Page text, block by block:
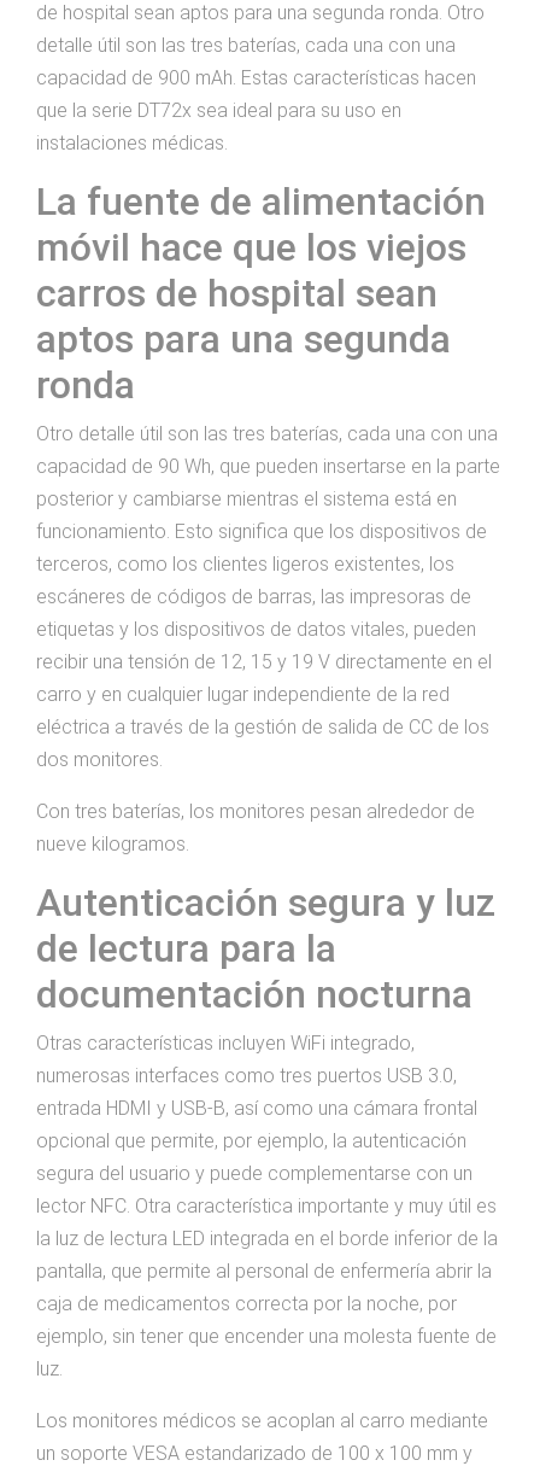
de hospital sean aptos para una segunda ronda. Otro
detalle útil son las tres baterías, cada una con una
capacidad de 900 mAh. Estas características hacen
que la serie DT72x sea ideal para su uso en
instalaciones médicas.
La fuente de alimentación
móvil hace que los viejos
carros de hospital sean
aptos para una segunda
ronda
Otro detalle útil son las tres baterías, cada una con una
capacidad de 90 Wh, que pueden insertarse en la parte
posterior y cambiarse mientras el sistema está en
funcionamiento. Esto significa que los dispositivos de
terceros, como los clientes ligeros existentes, los
escáneres de códigos de barras, las impresoras de
etiquetas y los dispositivos de datos vitales, pueden
recibir una tensión de 12, 15 y 19 V directamente en el
carro y en cualquier lugar independiente de la red
eléctrica a través de la gestión de salida de CC de los
dos monitores.
Con tres baterías, los monitores pesan alrededor de
nueve kilogramos.
Autenticación segura y luz
de lectura para la
documentación nocturna
Otras características incluyen WiFi integrado,
numerosas interfaces como tres puertos USB 3.0,
entrada HDMI y USB-B, así como una cámara frontal
opcional que permite, por ejemplo, la autenticación
segura del usuario y puede complementarse con un
lector NFC. Otra característica importante y muy útil es
la luz de lectura LED integrada en el borde inferior de la
pantalla, que permite al personal de enfermería abrir la
caja de medicamentos correcta por la noche, por
ejemplo, sin tener que encender una molesta fuente de
luz.
Los monitores médicos se acoplan al carro mediante
un soporte VESA estandarizado de 100 x 100 mm y